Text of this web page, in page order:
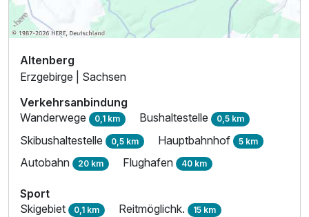
Altenberg
Erzgebirge | Sachsen
Verkehrsanbindung
Wanderwege 0,1 km Bushaltestelle 0,5 km
Skibushaltestelle 0,5 km Hauptbahnhof 5 km
Autobahn 20 km Flughafen 40 km
Sport
Skigebiet 0,1 km Reitmöglichk. 15 km